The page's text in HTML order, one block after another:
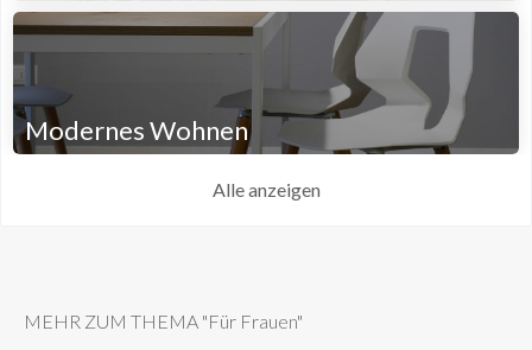
Modernes Wohnen
Alle anzeigen
MEHR ZUM THEMA "Für Frauen"